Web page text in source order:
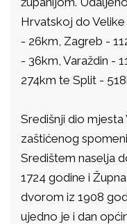
Hrvatskoj do
- 26km, Zagreb -
- 36km, Varaždin -
274km te Split -
Središnji dio mjesta
zaštićenog
Središtem naselja
1724 godine i
dvorom iz 1908
ujedno je i dan